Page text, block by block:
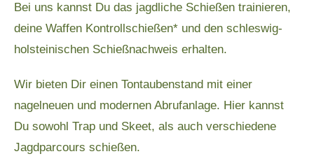
Bei uns kannst Du das jagdliche Schießen trainieren,
deine Waffen Kontrollschießen* und den schleswig-
holsteinischen Schießnachweis erhalten.
Wir bieten Dir einen Tontaubenstand mit einer
nagelneuen und modernen Abrufanlage. Hier kannst
Du sowohl Trap und Skeet, als auch verschiedene
Jagdparcours schießen.